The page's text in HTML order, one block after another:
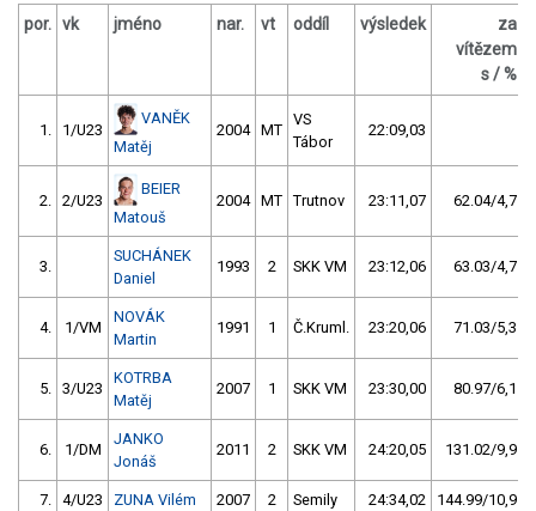
por. vk jméno nar. vt oddíl výsledek
za
vítězem
s / %
1. 1/U23
VANĚK
Matěj
2004 MT
VS
Tábor
22:09,03
2. 2/U23
BEIER
Matouš
2004 MT Trutnov 23:11,07 62.04/4,7
3.
SUCHÁNEK
Daniel
1993 2 SKK VM 23:12,06 63.03/4,7
4. 1/VM
NOVÁK
Martin
1991 1 Č.Kruml. 23:20,06 71.03/5,3
5. 3/U23
KOTRBA
Matěj
2007 1 SKK VM 23:30,00 80.97/6,1
6. 1/DM
JANKO
Jonáš
2011 2 SKK VM 24:20,05 131.02/9,9
7. 4/U23 ZUNA Vilém 2007 2 Semily 24:34,02 144.99/10,9